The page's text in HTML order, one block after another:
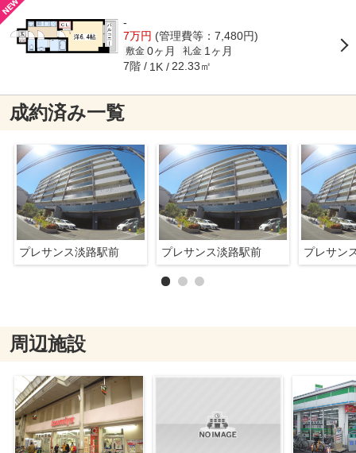
-
7万円 (管理費等：7,480円)
敷金 0ヶ月 礼金 1ヶ月
7階 1K 22.33㎡
成約済み一覧
プレサンス淡路駅前 プレサンス淡路駅前 プレサン
周辺施設